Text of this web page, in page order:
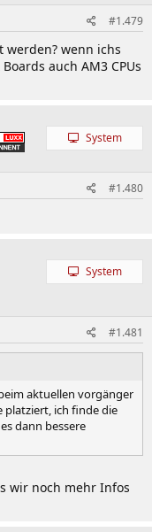
#1.479
wenn ichs
auch AM3 CPUs
System
#1.480
System
#1.481
aktuellen vorgänger
platziert, ich finde die
dann bessere
wir noch mehr Infos